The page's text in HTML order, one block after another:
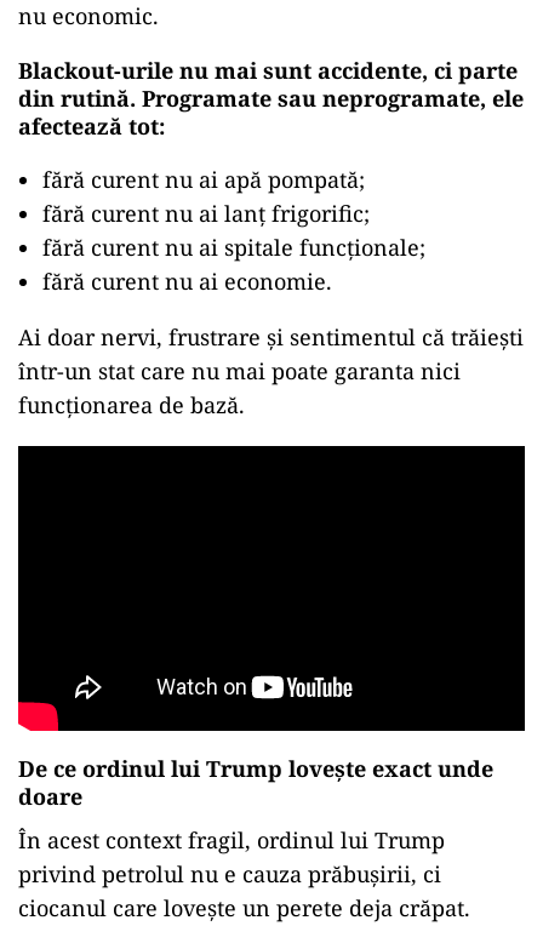
nu economic.
Blackout-urile nu mai sunt accidente, ci parte
din rutină. Programate sau neprogramate, ele
afectează tot:
fără curent nu ai apă pompată;
fără curent nu ai lanț frigorific;
fără curent nu ai spitale funcționale;
fără curent nu ai economie.
Ai doar nervi, frustrare și sentimentul că trăiești
într-un stat care nu mai poate garanta nici
funcționarea de bază.
De ce ordinul lui Trump lovește exact unde
doare
În acest context fragil, ordinul lui Trump
privind petrolul nu e cauza prăbușirii, ci
ciocanul care lovește un perete deja crăpat.